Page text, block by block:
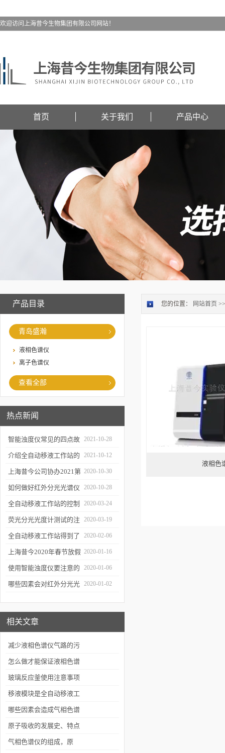
欢迎访问上海昔今生物集团有限公司网站！
首页 关于我们 产品中心
产品目录
青岛盛瀚
液相色谱仪
离子色谱仪
查看全部
热点新闻
智能浊度仪常见的四点故
障
2021-10-28
介绍全自动移液工作站的
三种移液方式
2021-10-12
上海昔今公司协办2021第
二届上海沪助科研圈发展
年会
2020-10-30
如何做好红外分光光谱仪
的防潮工作
2020-10-28
全自动移液工作站的控制
软件有哪些特点
2020-03-24
荧光分光光度计测试的注
意事项有哪些
2020-03-19
全自动移液工作站得到了
广泛的应用
2020-02-06
上海昔今2020年春节放假
通知
2020-01-16
使用智能浊度仪要注意的
几个要点
2020-01-06
哪些因素会对红外分光光 2020-01-02
相关文章
减少液相色谱仪气路的污
染有哪些措施
怎么做才能保证液相色谱
仪分析的结果正确
玻璃反应釜使用注意事项
移液模块是全自动移液工
作站的核心
哪些因素会造成气相色谱
仪的分析结果产生误差
原子吸收的发展史、特点
以及测量方法
气相色谱仪的组成，原
您的位置： 网站首页
液相色